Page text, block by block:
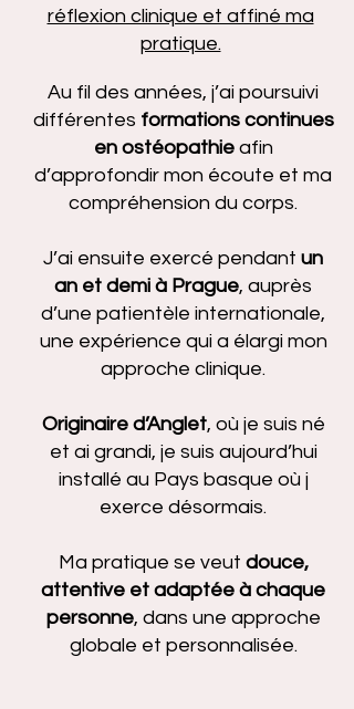
réflexion clinique et affiné ma
pratique.​
Au fil des années, j’ai poursuivi
différentes formations continues
en ostéopathieafin
d’approfondir mon écoute et ma
compréhension du corps.
J’ai ensuite exercé pendant un
an et demi à Prague, auprès
d’une patientèle internationale,
une expérience qui a élargi mon
approche clinique.
Originaire d’Anglet, où je suis né
et ai grandi, je suis aujourd’hui
installé au Pays basque où j
exerce désormais.
Ma pratique se veut douce,
attentive et adaptée à chaque
personne, dans une approche
globale et personnalisée.